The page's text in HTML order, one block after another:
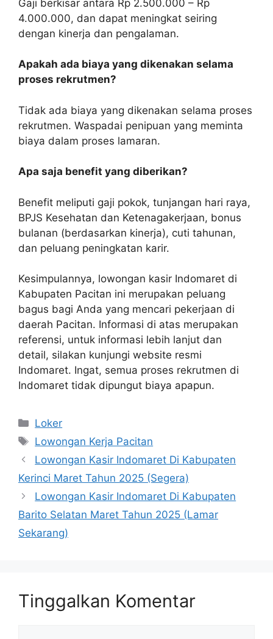
Gaji berkisar antara Rp 2.500.000 – Rp
4.000.000, dan dapat meningkat seiring
dengan kinerja dan pengalaman.
Apakah ada biaya yang dikenakan selama
proses rekrutmen?
Tidak ada biaya yang dikenakan selama proses
rekrutmen. Waspadai penipuan yang meminta
biaya dalam proses lamaran.
Apa saja benefit yang diberikan?
Benefit meliputi gaji pokok, tunjangan hari raya,
BPJS Kesehatan dan Ketenagakerjaan, bonus
bulanan (berdasarkan kinerja), cuti tahunan,
dan peluang peningkatan karir.
Kesimpulannya, lowongan kasir Indomaret di
Kabupaten Pacitan ini merupakan peluang
bagus bagi Anda yang mencari pekerjaan di
daerah Pacitan. Informasi di atas merupakan
referensi, untuk informasi lebih lanjut dan
detail, silakan kunjungi website resmi
Indomaret. Ingat, semua proses rekrutmen di
Indomaret tidak dipungut biaya apapun.
Kategori
Loker
Tag
Lowongan Kerja Pacitan
Lowongan Kasir Indomaret Di Kabupaten
Kerinci Maret Tahun 2025 (Segera)
Lowongan Kasir Indomaret Di Kabupaten
Barito Selatan Maret Tahun 2025 (Lamar
Sekarang)
Tinggalkan Komentar